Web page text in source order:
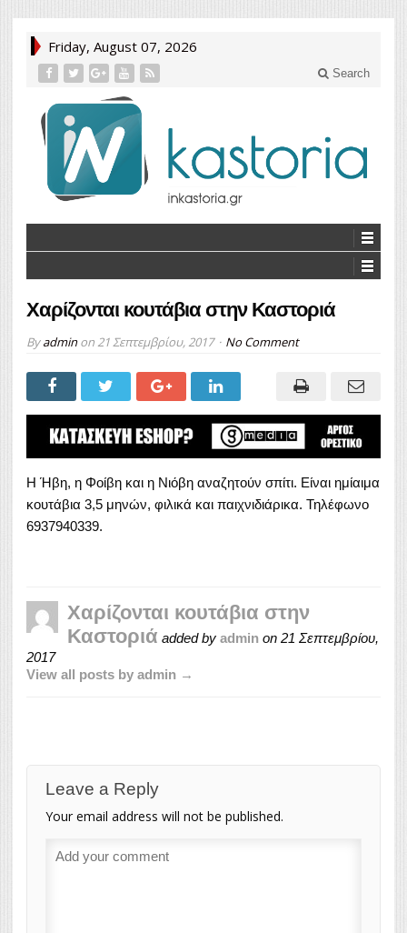
Friday, August 07, 2026
Search
Χαρίζονται κουτάβια στην Καστοριά
Byadminon 21 Σεπτεμβρίου, 2017 No Comment
Η Ήβη, η Φοίβη και η Νιόβη αναζητούν σπίτι. Είναι ημίαιμα
κουτάβια 3,5 μηνών, φιλικά και παιχνιδιάρικα. Τηλέφωνο
6937940339.
Χαρίζονται κουτάβια στην
Καστοριά added by admin on 21 Σεπτεμβρίου,
2017
View all posts by admin →
Leave a Reply
Your email address will not be published.